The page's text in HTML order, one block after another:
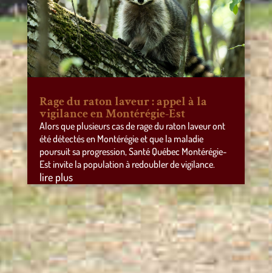
Rage du raton laveur : appel à la
vigilance en Montérégie-Est
Alors que plusieurs cas de rage du raton laveur ont
été détectés en Montérégie et que la maladie
poursuit sa progression, Santé Québec Montérégie-
Est invite la population à redoubler de vigilance.
lire plus